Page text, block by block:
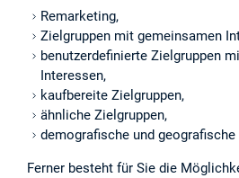
Remarketing,
Zielgruppen mit gemeinsamen
benutzerdefinierte Zielgruppen
Interessen,
kaufbereite Zielgruppen,
ähnliche Zielgruppen,
demografische und
Ferner besteht für Sie die